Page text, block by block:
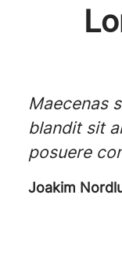
Maecenas
blandit sit
posuere
Joakim